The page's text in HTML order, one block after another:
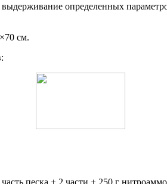
определенных
см.
песка + 2 части + 250 г